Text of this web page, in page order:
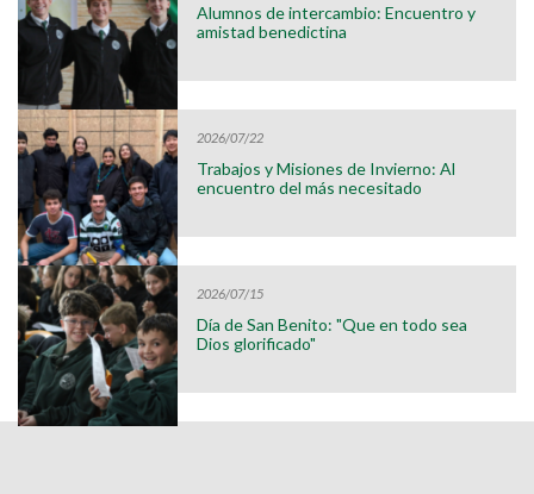
Alumnos de intercambio: Encuentro y
amistad benedictina
2026/07/22
Trabajos y Misiones de Invierno: Al
encuentro del más necesitado
2026/07/15
Día de San Benito: "Que en todo sea
Dios glorificado"